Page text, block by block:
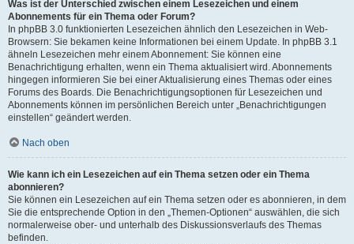
Was ist der Unterschied zwischen einem Lesezeichen und einem
Abonnements für ein Thema oder Forum?
In phpBB 3.0 funktionierten Lesezeichen ähnlich den Lesezeichen in Web-
Browsern: Sie bekamen keine Informationen bei einem Update. In phpBB 3.1
ähneln Lesezeichen mehr einem Abonnement: Sie können eine
Benachrichtigung erhalten, wenn ein Thema aktualisiert wird. Abonnements
hingegen informieren Sie bei einer Aktualisierung eines Themas oder eines
Forums des Boards. Die Benachrichtigungsoptionen für Lesezeichen und
Abonnements können im persönlichen Bereich unter „Benachrichtigungen
einstellen“ geändert werden.
Nach oben
Wie kann ich ein Lesezeichen auf ein Thema setzen oder ein Thema
abonnieren?
Sie können ein Lesezeichen auf ein Thema setzen oder es abonnieren, in dem
Sie die entsprechende Option in den „Themen-Optionen“ auswählen, die sich
normalerweise ober- und unterhalb des Diskussionsverlaufs des Themas
befinden.